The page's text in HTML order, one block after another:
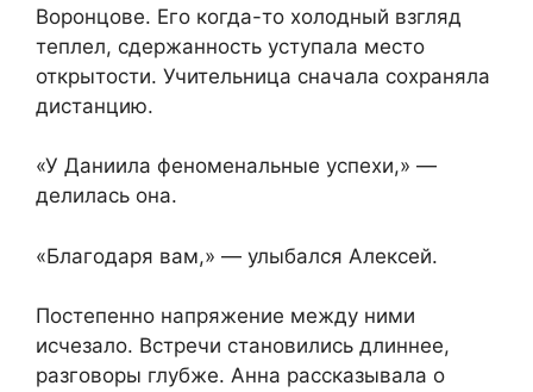
Воронцове. Его когда-то холодный взгляд
теплел, сдержанность уступала место
открытости. Учительница сначала сохраняла
дистанцию.
«У Даниила феноменальные успехи,» —
делилась она.
«Благодаря вам,» — улыбался Алексей.
Постепенно напряжение между ними
исчезало. Встречи становились длиннее,
разговоры глубже. Анна рассказывала о